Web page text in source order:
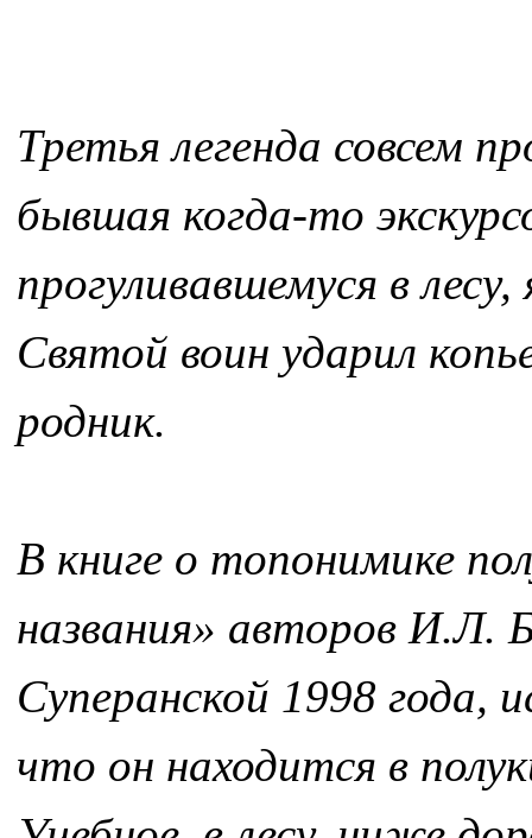
Третья легенда совсем
бывшая когда-то
прогуливавшемуся в
Святой воин ударил
родник.
В книге о топонимике
названия» авторов И.Л.
Суперанской 1998 года,
что он находится в